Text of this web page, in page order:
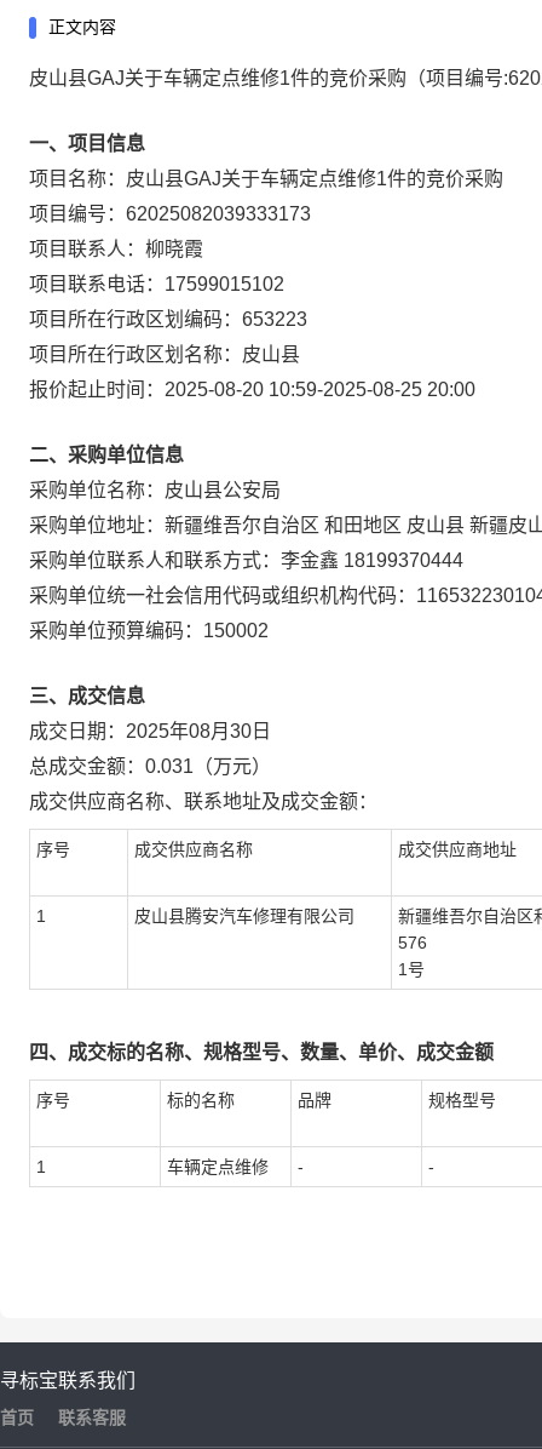
正文内容
皮山县GAJ关于车辆定点维修1件的竞价采购 （项目编号:
一、项目信息
项目名称： 皮山县GAJ关于车辆定点维修1件的竞价采购
项目编号： 62025082039333173
项目联系人： 柳晓霞
项目联系电话： 17599015102
项目所在行政区划编码： 653223
项目所在行政区划名称： 皮山县
报价起止时间： 2025-08-20 10:59-2025-08-25 20:00
二、采购单位信息
采购单位名称： 皮山县公安局
采购单位地址： 新疆维吾尔自治区 和田地区 皮山县 新疆皮
采购单位联系人和联系方式： 李金鑫 18199370444
采购单位统一社会信用代码或组织机构代码：
采购单位预算编码： 150002
三、成交信息
成交日期： 2025年08月30日
总成交金额： 0.031 （万元）
成交供应商名称、联系地址及成交金额：
序号 成交供应商名称 成交供应商地址
1 皮山县腾安汽车修理有限公司
新疆维吾尔自治区
576
1号
四、成交标的名称、规格型号、数量、单价、成交金额
序号 标的名称 品牌 规格型号
1 车辆定点维修 - -
寻标宝
首页
联系我们
联系客服